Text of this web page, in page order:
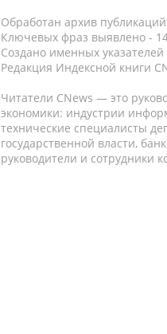
Обработан архив
Ключевых фраз выявлено -
Создано именных указателей
Редакция Индексной книги
Читатели CNews — это
экономики: индустрии
технические специалисты
государственной власти,
руководители и сотрудники